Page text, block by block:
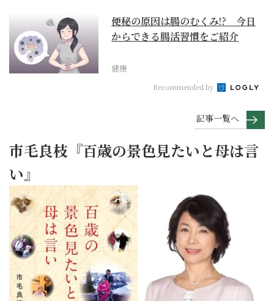
便秘の原因は腸のむくみ!? 今日
からできる腸活習慣をご紹介
健康
Recommended by
記事一覧へ
市毛良枝『百歳の景色見たいと母は言
い』